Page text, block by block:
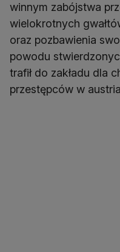
winnym zabójstwa
wielokrotnych
oraz pozbawienia
powodu
trafił do zakładu dla
przestępców w